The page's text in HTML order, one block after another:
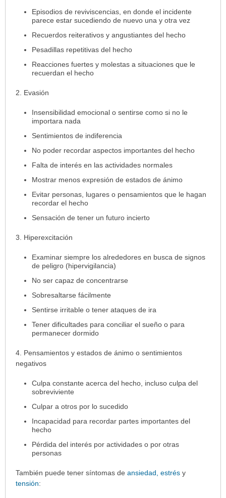
Episodios de reviviscencias, en donde el incidente
parece estar sucediendo de nuevo una y otra vez
Recuerdos reiterativos y angustiantes del hecho
Pesadillas repetitivas del hecho
Reacciones fuertes y molestas a situaciones que le
recuerdan el hecho
2. Evasión
Insensibilidad emocional o sentirse como si no le
importara nada
Sentimientos de indiferencia
No poder recordar aspectos importantes del hecho
Falta de interés en las actividades normales
Mostrar menos expresión de estados de ánimo
Evitar personas, lugares o pensamientos que le hagan
recordar el hecho
Sensación de tener un futuro incierto
3. Hiperexcitación
Examinar siempre los alrededores en busca de signos
de peligro (hipervigilancia)
No ser capaz de concentrarse
Sobresaltarse fácilmente
Sentirse irritable o tener ataques de ira
Tener dificultades para conciliar el sueño o para
permanecer dormido
4. Pensamientos y estados de ánimo o sentimientos
negativos
Culpa constante acerca del hecho, incluso culpa del
sobreviviente
Culpar a otros por lo sucedido
Incapacidad para recordar partes importantes del
hecho
Pérdida del interés por actividades o por otras
personas
También puede tener síntomas de ansiedad, estrésy
tensión: